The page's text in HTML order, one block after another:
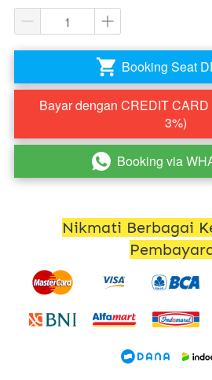
` Booking Seat
Bayar dengan CREDIT
3%)
` Booking via
Nikmati Berbagai